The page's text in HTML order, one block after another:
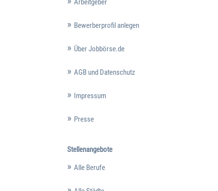
Arbeitgeber
Bewerberprofil anlegen
Über Jobbörse.de
AGB und Datenschutz
Impressum
Presse
Stellenangebote
Alle Berufe